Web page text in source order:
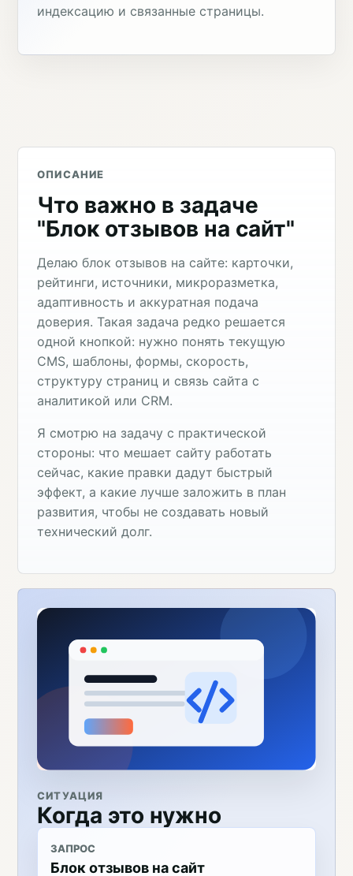
индексацию и связанные страницы.
ОПИСАНИЕ
Что важно в задаче
"Блок отзывов на сайт"
Делаю блок отзывов на сайте: карточки,
рейтинги, источники, микроразметка,
адаптивность и аккуратная подача
доверия. Такая задача редко решается
одной кнопкой: нужно понять текущую
CMS, шаблоны, формы, скорость,
структуру страниц и связь сайта с
аналитикой или CRM.
Я смотрю на задачу с практической
стороны: что мешает сайту работать
сейчас, какие правки дадут быстрый
эффект, а какие лучше заложить в план
развития, чтобы не создавать новый
технический долг.
СИТУАЦИЯ
Когда это нужно
ЗАПРОС
Блок отзывов на сайт